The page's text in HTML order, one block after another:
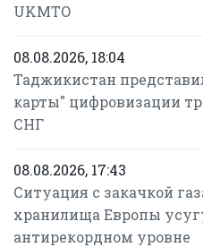
UKMTO
08.08.2026, 18:04
Таджикистан
карты" цифровизации
СНГ
08.08.2026, 17:43
Ситуация с закачкой
хранилища Европы
антирекордном уровне